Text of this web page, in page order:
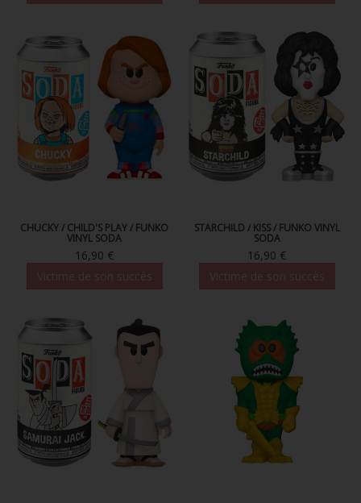
CHUCKY / CHILD'S PLAY / FUNKO
VINYL SODA
16,90 €
STARCHILD / KISS / FUNKO VINYL
SODA
16,90 €